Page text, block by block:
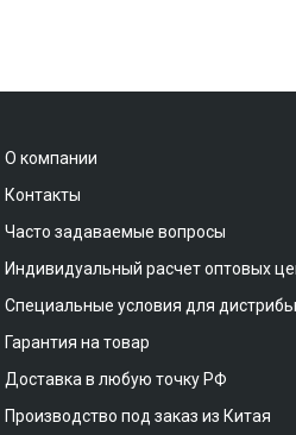
О компании
Контакты
Часто задаваемые вопросы
Индивидуальный расчет оптовых
Специальные условия для
Гарантия на товар
Доставка в любую точку РФ
Производство под заказ из Китая